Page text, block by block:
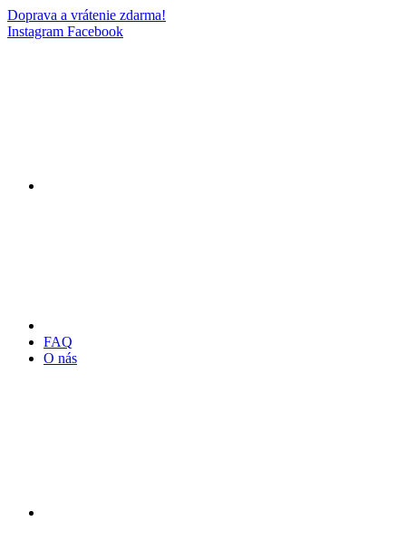
Doprava a vrátenie zdarma!
Instagram Facebook
FAQ
O nás